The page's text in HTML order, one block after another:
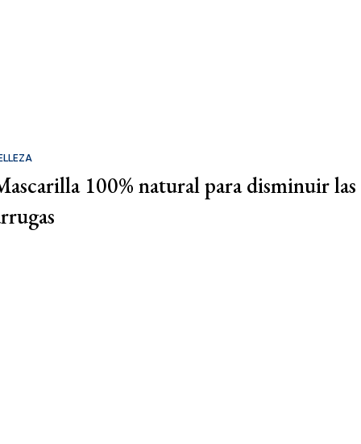
100% natural para disminuir las